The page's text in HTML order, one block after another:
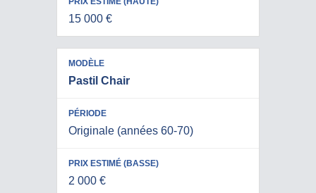
15 000 €
Pastil Chair
Originale (années 60-70)
2 000 €